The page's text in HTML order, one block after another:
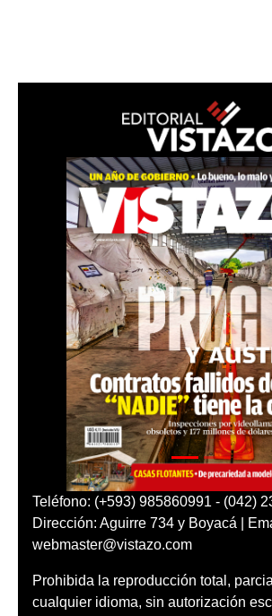
Teléfono: (+593) 985860991 - (042)
Dirección: Aguirre 734 y Boyacá |
webmaster@vistazo.com
Prohibida la reproducción total,
cualquier idioma, sin autorización